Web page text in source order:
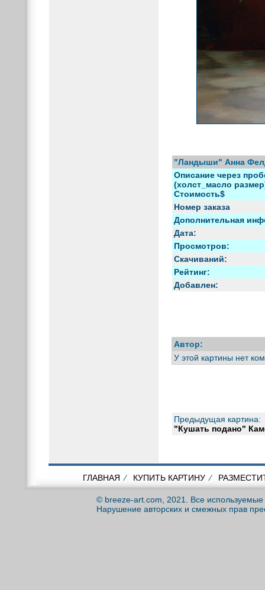
"Ландыши" Анна
Описание через
(холст_масло
Стоимость$
Номер заказа
Дополнительная
Дата:
Просмотров:
Скачиваний:
Рейтинг:
Добавлен:
Автор:
У этой картины нет
Предыдущая картина:
"Кушать подано"
ГЛАВНАЯ ⁄ КУПИТЬ КАРТИНУ ⁄
© breeze-art.com, 2021. Все
Нарушение авторских и смежных прав